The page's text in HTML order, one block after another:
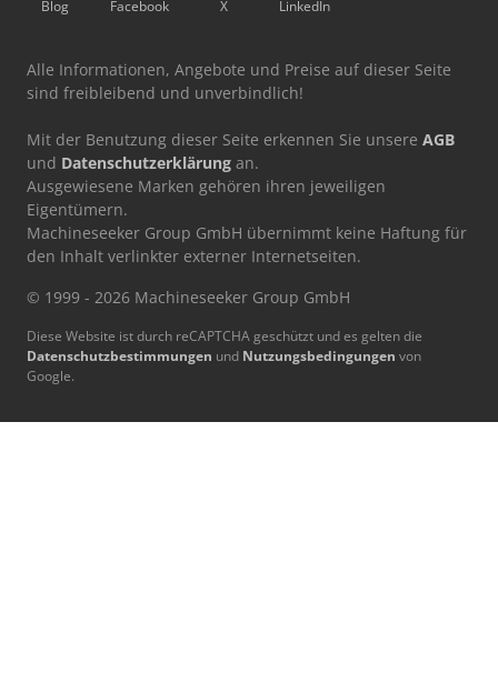
Blog Facebook X LinkedIn
Alle Informationen, Angebote und Preise auf dieser Seite
sind freibleibend und unverbindlich!
Mit der Benutzung dieser Seite erkennen Sie unsere AGB
und Datenschutzerklärung an.
Ausgewiesene Marken gehören ihren jeweiligen
Eigentümern.
Machineseeker Group GmbH übernimmt keine Haftung für
den Inhalt verlinkter externer Internetseiten.
© 1999 - 2026 Machineseeker Group GmbH
Diese Website ist durch reCAPTCHA geschützt und es gelten die
Datenschutzbestimmungen und Nutzungsbedingungen von
Google.